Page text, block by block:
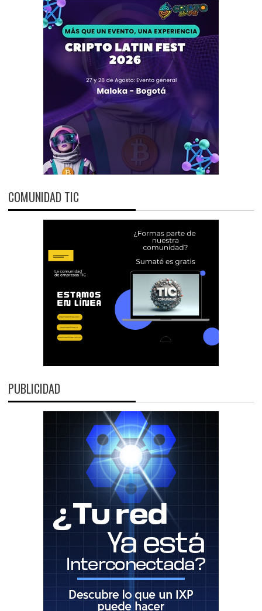
COMUNIDAD TIC
PUBLICIDAD